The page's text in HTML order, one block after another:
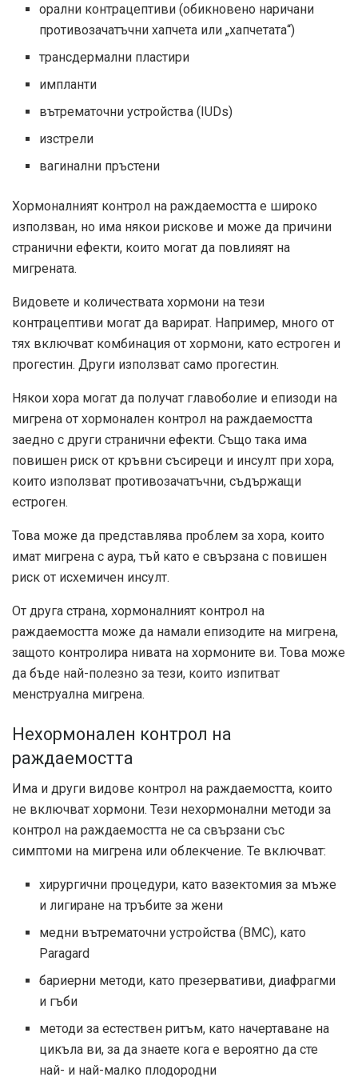
орални контрацептиви (обикновено наричани
противозачатъчни хапчета или „хапчетата“)
трансдермални пластири
импланти
вътрематочни устройства (IUDs)
изстрели
вагинални пръстени
Хормоналният контрол на раждаемостта е широко
използван, но има някои рискове и може да причини
странични ефекти, които могат да повлияят на
мигрената.
Видовете и количествата хормони на тези
контрацептиви могат да варират. Например, много от
тях включват комбинация от хормони, като естроген и
прогестин. Други използват само прогестин.
Някои хора могат да получат главоболие и епизоди на
мигрена от хормонален контрол на раждаемостта
заедно с други странични ефекти. Също така има
повишен риск от кръвни съсиреци и инсулт при хора,
които използват противозачатъчни, съдържащи
естроген.
Това може да представлява проблем за хора, които
имат мигрена с аура, тъй като е свързана с повишен
риск от исхемичен инсулт.
От друга страна, хормоналният контрол на
раждаемостта може да намали епизодите на мигрена,
защото контролира нивата на хормоните ви. Това може
да бъде най-полезно за тези, които изпитват
менструална мигрена.
Нехормонален контрол на
раждаемостта
Има и други видове контрол на раждаемостта, които
не включват хормони. Тези нехормонални методи за
контрол на раждаемостта не са свързани със
симптоми на мигрена или облекчение. Те включват:
хирургични процедури, като вазектомия за мъже
и лигиране на тръбите за жени
медни вътрематочни устройства (ВМС), като
Paragard
бариерни методи, като презервативи, диафрагми
и гъби
методи за естествен ритъм, като начертаване на
цикъла ви, за да знаете кога е вероятно да сте
най- и най-малко плодородни